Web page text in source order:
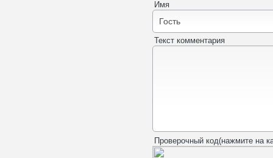
Имя
Текст комментария
Проверочный код(нажмите на